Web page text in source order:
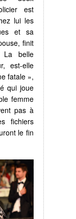
est
lui les
et sa
finit
La belle
est-elle
fatale »,
qui joue
femme
pas à
fichiers
le fin